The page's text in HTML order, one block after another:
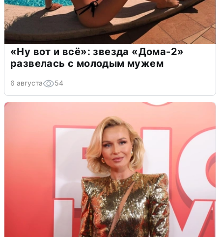
«Ну вот и всё»: звезда «Дома-2»
развелась с молодым мужем
6 августа 54